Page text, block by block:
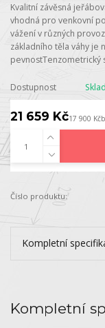
Kvalitní závěsná
vhodná pro venkovní
vážení v různých
základního těla váhy je
pevnostTenzometrický
Dostupnost
21 659 Kč17 900 Kč
Číslo produktu:
Kompletní
Kompletní